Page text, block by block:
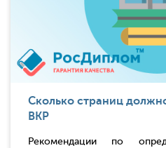
Сколько страниц
ВКР
Рекомендации по